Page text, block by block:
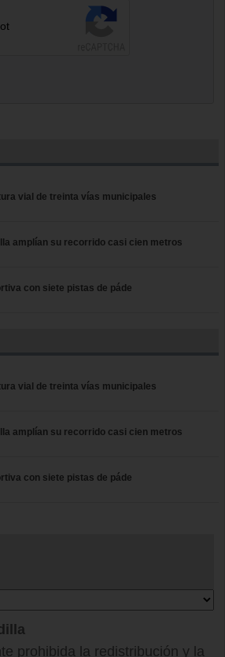
vial de treinta vías municipales
amplían su recorrido casi cien metros
con siete pistas de páde
vial de treinta vías municipales
amplían su recorrido casi cien metros
con siete pistas de páde
prohibida la redistribución y la